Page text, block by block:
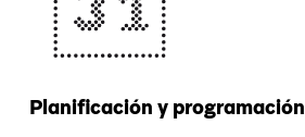
Planificación y programación